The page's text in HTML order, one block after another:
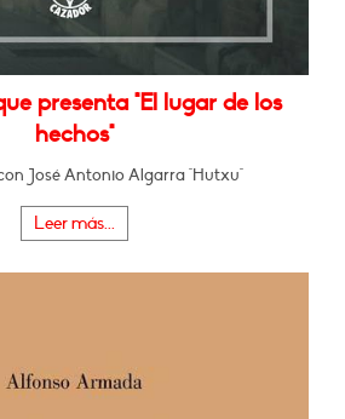
presenta "El lugar de los
hechos"
José Antonio Algarra "Hutxu"
Leer más...